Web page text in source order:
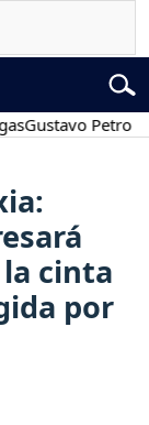
Petro
cinta
por